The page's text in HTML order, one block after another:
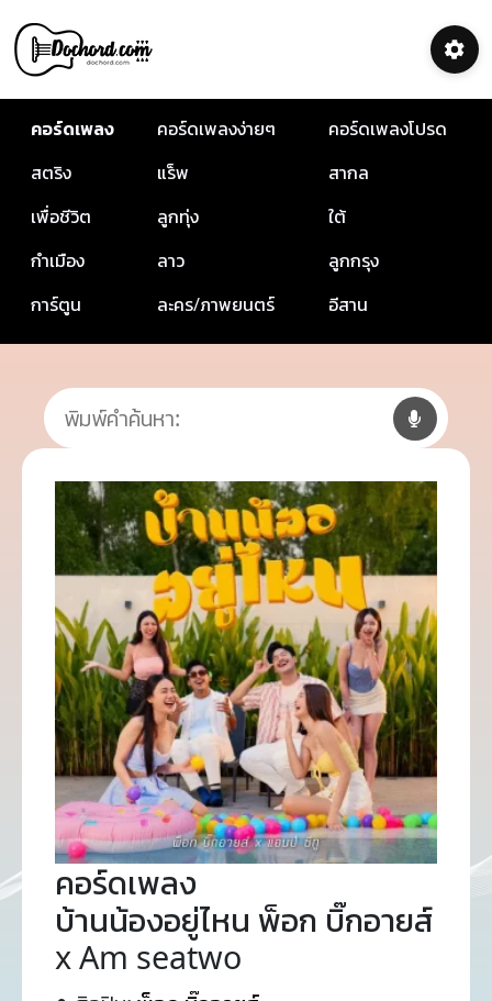
คอร์ดเพลง คอร์ดเพลงง่ายๆ
คอร์ดเพลงโปรด
สตริง
แร็พ
สากล
เพื่อชีวิต
ลูกทุ่ง
ใต้
กำเมือง
ลาว
ลูกกรุง
การ์ตูน
ละคร/ภาพยนตร์ อีสาน
คอร์ดเพลง
บ้านน้องอยู่ไหน พ็อก บิ๊กอายส์
x Am seatwo